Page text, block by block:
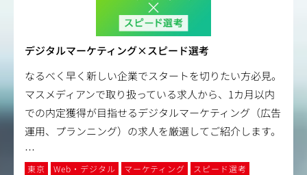
【仕事内容（変更の範囲）】会社の定める業務
デジタルマーケティング×スピード選考
なるべく早く新しい企業でスタートを切りたい方必見。
マスメディアンで取り扱っている求人から、1カ月以内
での内定獲得が目指せるデジタルマーケティング（広告
運用、プランニング）の求人を厳選してご紹介します。
…
東京 Web・デジタル マーケティング スピード選考